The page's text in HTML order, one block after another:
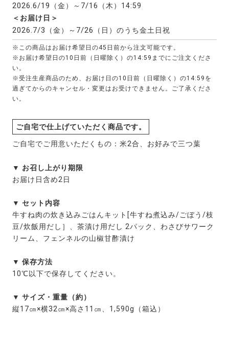
2026.6/19 （金）～ 7/16
（木）14:59
＜お届け日＞
2026.7/3 （金）～ 7/26 （日）のうち金土日祝
※この商品はお届け希望日の45日前から注文可能です。
※お届け希望日の10日前（日曜除く）の14:59までにご注文くださ
い。
※受注生産商品のため、お届け日の10日前（日曜除く）の14:59を
過ぎてからのキャンセル・変更はお受けできません。ご了承くださ
い。
ご自宅で仕上げていただく商品です。
ご自宅でご用意いただくもの：米2合、お好みで三つ葉
▼ お召し上がり期限
お届け日含め2日
▼ セット内容
牛すね肉の炊き込みごはんキット[牛すね煮込み/ごぼう/枝
豆/炊飯用だし］、茶漬け用だし 2パック、わさびサワーク
リーム、フェンネルの山椒甘酢漬け
▼ 保存方法
10℃以下で保存してください。
▼ サイズ・重量（約）
縦17㎝×横32㎝×高さ11㎝、1,590g（箱込）